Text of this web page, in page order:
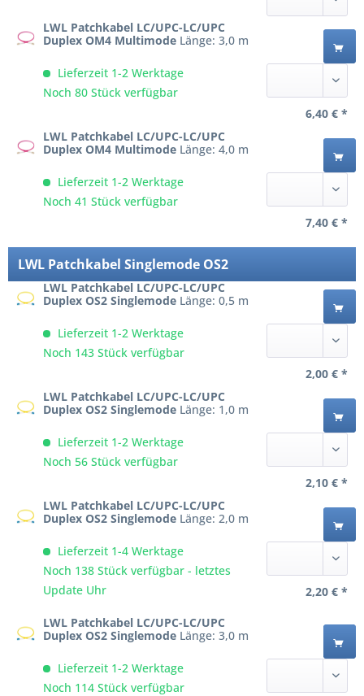
LWL Patchkabel LC/UPC-LC/UPC
Duplex OM4 MultimodeLänge: 3,0 m
Lieferzeit 1-2 Werktage
Noch 80 Stück verfügbar
6,40 € *
LWL Patchkabel LC/UPC-LC/UPC
Duplex OM4 MultimodeLänge: 4,0 m
Lieferzeit 1-2 Werktage
Noch 41 Stück verfügbar
7,40 € *
LWL Patchkabel Singlemode OS2
LWL Patchkabel LC/UPC-LC/UPC
Duplex OS2 SinglemodeLänge: 0,5 m
Lieferzeit 1-2 Werktage
Noch 143 Stück verfügbar
2,00 € *
LWL Patchkabel LC/UPC-LC/UPC
Duplex OS2 SinglemodeLänge: 1,0 m
Lieferzeit 1-2 Werktage
Noch 56 Stück verfügbar
2,10 € *
LWL Patchkabel LC/UPC-LC/UPC
Duplex OS2 SinglemodeLänge: 2,0 m
Lieferzeit 1-4 Werktage
Noch 138 Stück verfügbar - letztes
Update Uhr
2,20 € *
LWL Patchkabel LC/UPC-LC/UPC
Duplex OS2 SinglemodeLänge: 3,0 m
Lieferzeit 1-2 Werktage
Noch 114 Stück verfügbar